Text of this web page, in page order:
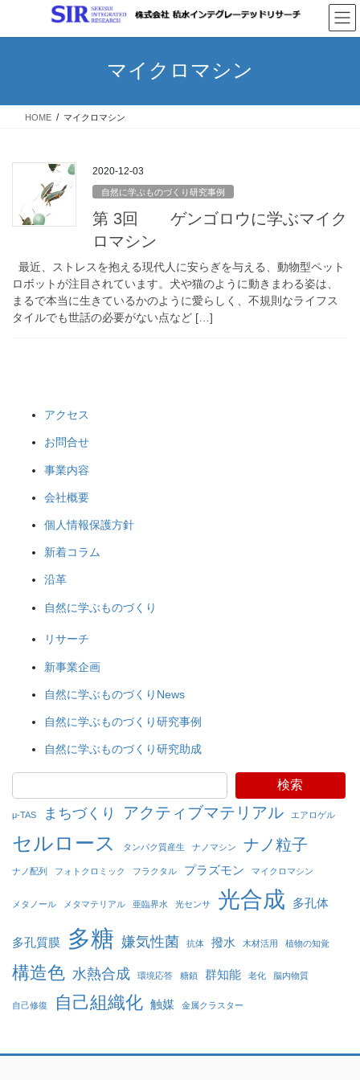
テ
ス
ゲ
ン
マイクロマシン
HOME マイクロマシン
2020-12-03
自然に学ぶものづくり研究事例
第 3回 ゲンゴロウに学ぶマイク
ロマシン
最近、ストレスを抱える現代人に安らぎを与える、動物型ペット
ロボットが注目されています。犬や猫のように動きまわる姿は、
まるで本当に生きているかのように愛らしく、不規則なライフス
タイルでも世話の必要がない点など […]
アクセス
お問合せ
事業内容
会社概要
個人情報保護方針
新着コラム
沿革
自然に学ぶものづくり
リサーチ
新事業企画
自然に学ぶものづくりNews
自然に学ぶものづくり研究事例
自然に学ぶものづくり研究助成
検索
μ-TAS まちづくり アクティブマテリアル エアロゲル
セルロース タンパク質産生 ナノマシン ナノ粒子
ナノ配列 フォトクロミック フラクタル プラズモン マイクロマシン
メタノール メタマテリアル 亜臨界水 光センサ 光合成 多孔体
多孔質膜 多糖 嫌気性菌 抗体 撥水 木材活用 植物の知覚
構造色 水熱合成 環境応答 糖鎖 群知能 老化 脳内物質
自己修復 自己組織化 触媒 金属クラスター